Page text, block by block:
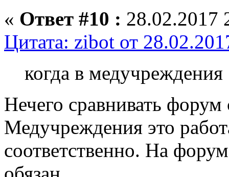
« Ответ #10 : 28.02.2017
Цитата: zibot от
когда в медучреждения
Нечего сравнивать
Медучреждения это
соответственно. На